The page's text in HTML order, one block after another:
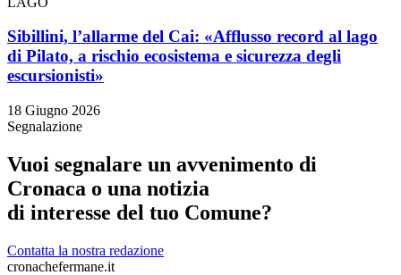
Sibillini, l’allarme del Cai: «Afflusso record al lago
di Pilato, a rischio ecosistema e sicurezza degli
escursionisti»
18 Giugno 2026
Segnalazione
Vuoi segnalare un avvenimento di
Cronaca o una notizia
di interesse del tuo Comune?
Contatta la nostra redazione
cronachefermane.it